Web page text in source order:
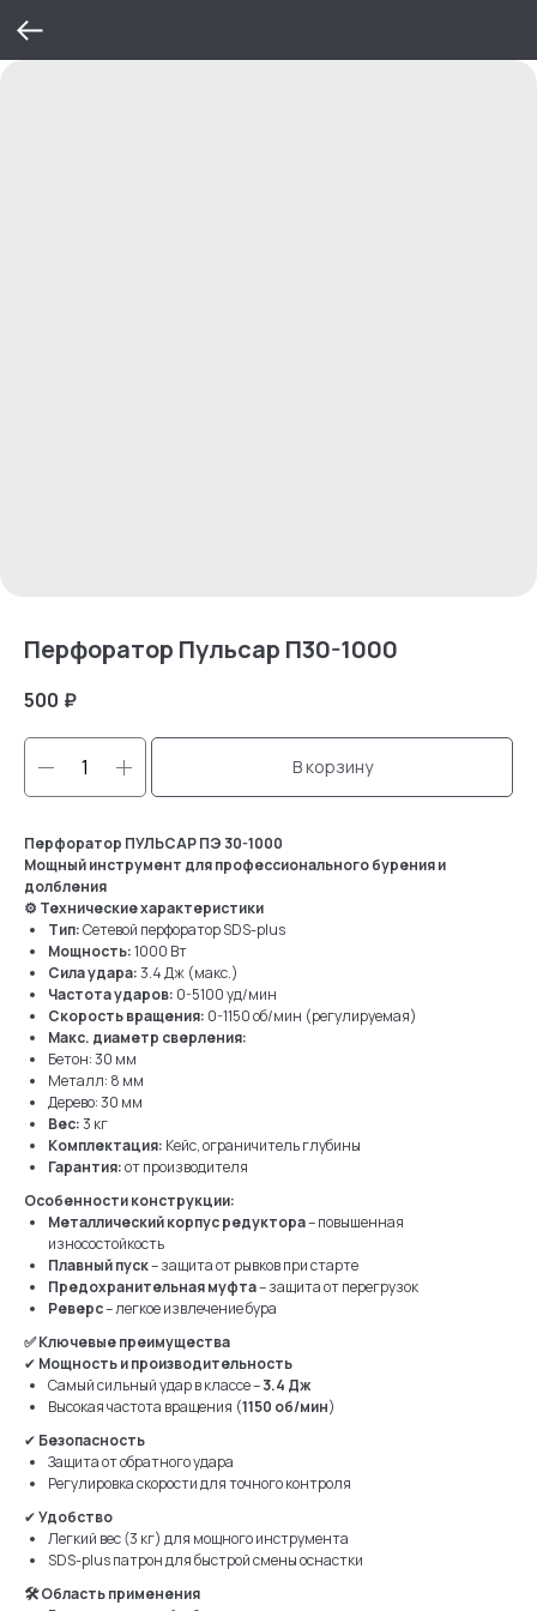
Перфоратор Пульсар П30-1000
500 ₽
В корзину
Перфоратор ПУЛЬСАР ПЭ 30-1000
Мощный инструмент для профессионального бурения и
долбления
⚙ Технические характеристики
Тип:Сетевой перфоратор SDS-plus
Мощность:1000 Вт
Сила удара:3.4 Дж (макс.)
Частота ударов: 0-5100 уд/мин
Скорость вращения: 0-1150 об/мин (регулируемая)
Макс. диаметр сверления:
Бетон: 30 мм
Металл: 8 мм
Дерево: 30 мм
Вес:3 кг
Комплектация: Кейс, ограничитель глубины
Гарантия:от производителя
Особенности конструкции:
Металлический корпус редуктора– повышенная
износостойкость
Плавный пуск– защита от рывков при старте
Предохранительная муфта– защита от перегрузок
Реверс– легкое извлечение бура
✅ Ключевые преимущества
✔ Мощность и производительность
Самый сильный удар в классе –3.4 Дж
Высокая частота вращения (1150 об/мин)
✔ Безопасность
Защита от обратного удара
Регулировка скорости для точного контроля
✔Удобство
Легкий вес (3 кг) для мощного инструмента
SDS-plus патрон для быстрой смены оснастки
🛠 Область применения